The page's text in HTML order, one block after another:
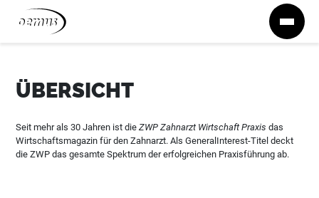
Zum Inhalt springen
ÜBERSICHT
Seit mehr als 30 Jahren ist dieZWP Zahnarzt Wirtschaft Praxis das
Wirtschaftsmagazin für den Zahnarzt. Als GeneralInterest-Titel deckt
die ZWP das gesamte Spektrum der erfolgreichen Praxisführung ab.